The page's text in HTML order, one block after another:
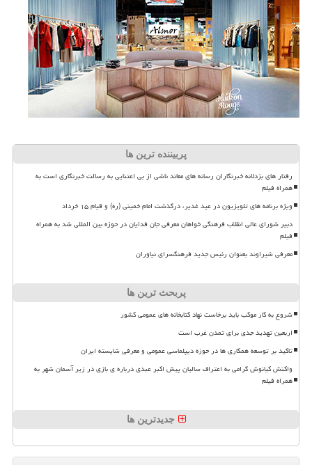
پربیننده ترین ها
رفتار های بزدلانه خبرنگاران رسانه های معاند ناشی از بی اعتنایی به رسالت خبرنگاری است به
همراه فیلم
ویژه برنامه های تلویزیون در عید غدیر، درگذشت امام خمینی (ره) و قیام ۱۵ خرداد
دبیر شورای عالی انقلاب فرهنگی خواهان معرفی جان فدایان در حوزه بین المللی شد به همراه
فیلم
معرفی شیراوند بعنوان رئیس جدید فرهنگسرای نیاوران
پربحث ترین ها
شروع به کار موکب باید برخاست نهاد کتابخانه های عمومی کشور
اربعین تهدید جدی برای تمدن غرب است
تاکید بر توسعه همکاری ها در حوزه دیپلماسی عمومی و معرفی شایسته ایران
واکنش کیانوش گرامی به اعتراف سالیان پیش اکبر عبدی درباره ی بازی در زیر آسمان شهر به
همراه فیلم
جدیدترین ها